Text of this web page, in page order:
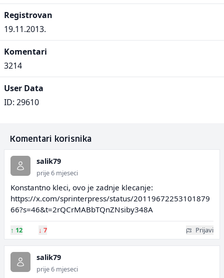
Registrovan
19.11.2013.
Komentari
3214
User Data
ID: 29610
Komentari korisnika
salik79
prije 6 mjeseci
Konstantno kleci, ovo je zadnje klecanje:
https://x.com/sprinterpress/status/20119672253101879
66?s=46&t=2rQCrMABbTQnZNsiby348A
↑ 12 ↓ 7 Prijavi
salik79
prije 6 mjeseci